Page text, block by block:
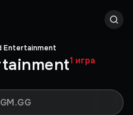
Entertainment
1 игра